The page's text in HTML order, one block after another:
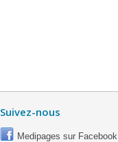
Suivez-nous
Medipages sur Facebook